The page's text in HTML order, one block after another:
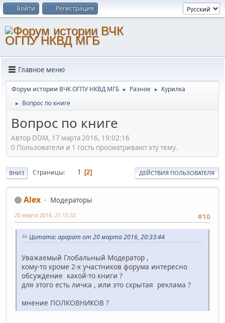
Войти Регистрация
Главное меню
Форум истории ВЧК ОГПУ НКВД МГБ ► Разное ► Курилка
► Вопрос по книге
Вопрос по книге
Автор DDM, 17 марта 2016, 19:02:16
0 Пользователи и 1 гость просматривают эту тему.
ВНИЗ Страницы 1 2 ДЕЙСТВИЯ ПОЛЬЗОВАТЕЛЯ
Alex
Модераторы
#10
20 марта 2016, 21:15:32
Цитата: арарат от 20 марта 2016, 20:33:44
Уважаемый Глобальный Модератор ,
кому-то кроме 2-х участников форума интересно
обсуждение какой-то книги ?
для этого есть личка , или это скрытая реклама ?
мнение ПОЛКОВНИКОВ ?